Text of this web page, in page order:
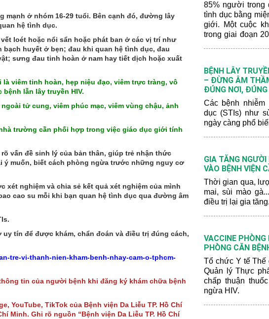
mạnh ở nhóm 16-29 tuổi. Bên cạnh đó, đường lây
hệ tình dục.
loét hoặc nổi sẩn hoặc phát ban ở các vị trí như
huyết ở bẹn; đau khi quan hệ tình dục, đau
sưng đau tinh hoàn ở nam hay tiết dịch hoặc xuất
viêm tinh hoàn, hẹp niệu đạo, viêm trực tràng, vô
lẫn lây truyền HIV.
tử cung, viêm phúc mạc, viêm vùng chậu, ảnh
trường cần phối hợp trong việc giáo dục giới tính
vấn đề sinh lý của bản thân, giúp trẻ nhận thức
ý muốn, biết cách phòng ngừa trước những nguy cơ
xét nghiệm và chia sẻ kết quả xét nghiệm của mình
cao su mỗi khi bạn quan hệ tình dục qua đường âm
tín để được khám, chẩn đoán và điều trị đúng cách,
tre-vi-thanh-nien-kham-benh-nhay-cam-o-tphcm-
tin của người bệnh khi đăng ký khám chữa bệnh
YouTube, TikTok của Bệnh viện Da Liễu TP. Hồ Chí
Minh. Ghi rõ nguồn “Bệnh viện Da Liễu TP. Hồ Chí
85% người trong
tình dục bằng
giới. Một cuộc
trong giai đoạn
bằng miệng với
BỆNH LÂY
– ĐỪNG ÂM
ĐÚNG NƠI, ĐÚNG
Các bệnh
dục (STIs) như
ngày càng phổ
GIA TĂNG
VÀO BỆNH VIỆN
Thời gian qua,
mai, sùi mào
điều trị lại gia tăng.
VACCINE
PHÒNG CĂN
Tổ chức Y tế Thế
Quản lý Thực
chấp thuận
ngừa HIV.